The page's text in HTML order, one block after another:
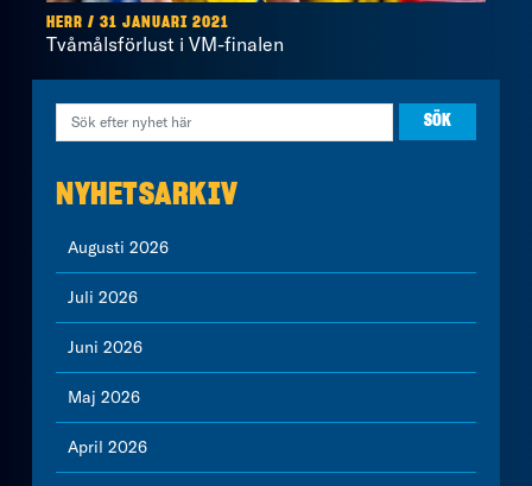
HERR / 31 JANUARI 2021
Tvåmålsförlust i VM-finalen
NYHETSARKIV
Augusti 2026
Juli 2026
Juni 2026
Maj 2026
April 2026